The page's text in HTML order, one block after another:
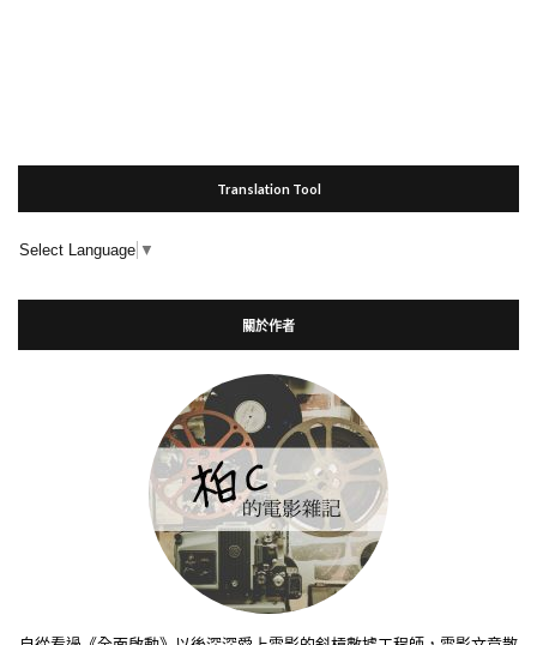
Translation Tool
Select Language ▼
關於作者